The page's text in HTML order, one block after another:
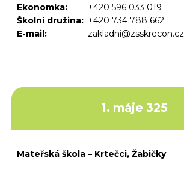
Ekonomka:
+420 596 033 019
Školní družina: +420 734 788 662
E-mail:
zakladni@zsskrecon.cz
1. máje 325
Mateřská škola – Krtečci, Žabičky